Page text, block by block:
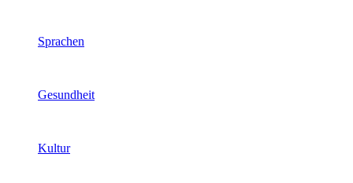
Sprachen
Gesundheit
Kultur